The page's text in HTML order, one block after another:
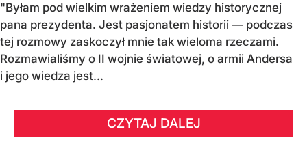
"Byłam pod wielkim wrażeniem wiedzy historycznej
pana prezydenta. Jest pasjonatem historii — podczas
tej rozmowy zaskoczył mnie tak wieloma rzeczami.
Rozmawialiśmy o II wojnie światowej, o armii Andersa
i jego wiedza jest...
CZYTAJ DALEJ